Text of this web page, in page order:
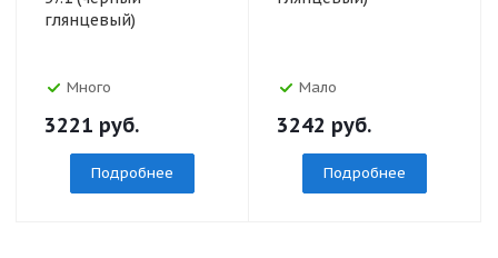
глянцевый)
Много
3221 руб.
Подробнее
Мало
3242 руб.
Подробнее